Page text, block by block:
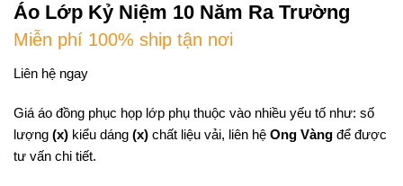
Áo Lớp Kỷ Niệm 10 Năm Ra Trường
Miễn phí 100% ship tận nơi
Liên hệ ngay
Giá áo đồng phục họp lớp phụ thuộc vào nhiều yếu tố như: số
lượng (x)kiểu dáng (x) chất liệu vải, liên hệ Ong Vàngđể được
tư vấn chi tiết.